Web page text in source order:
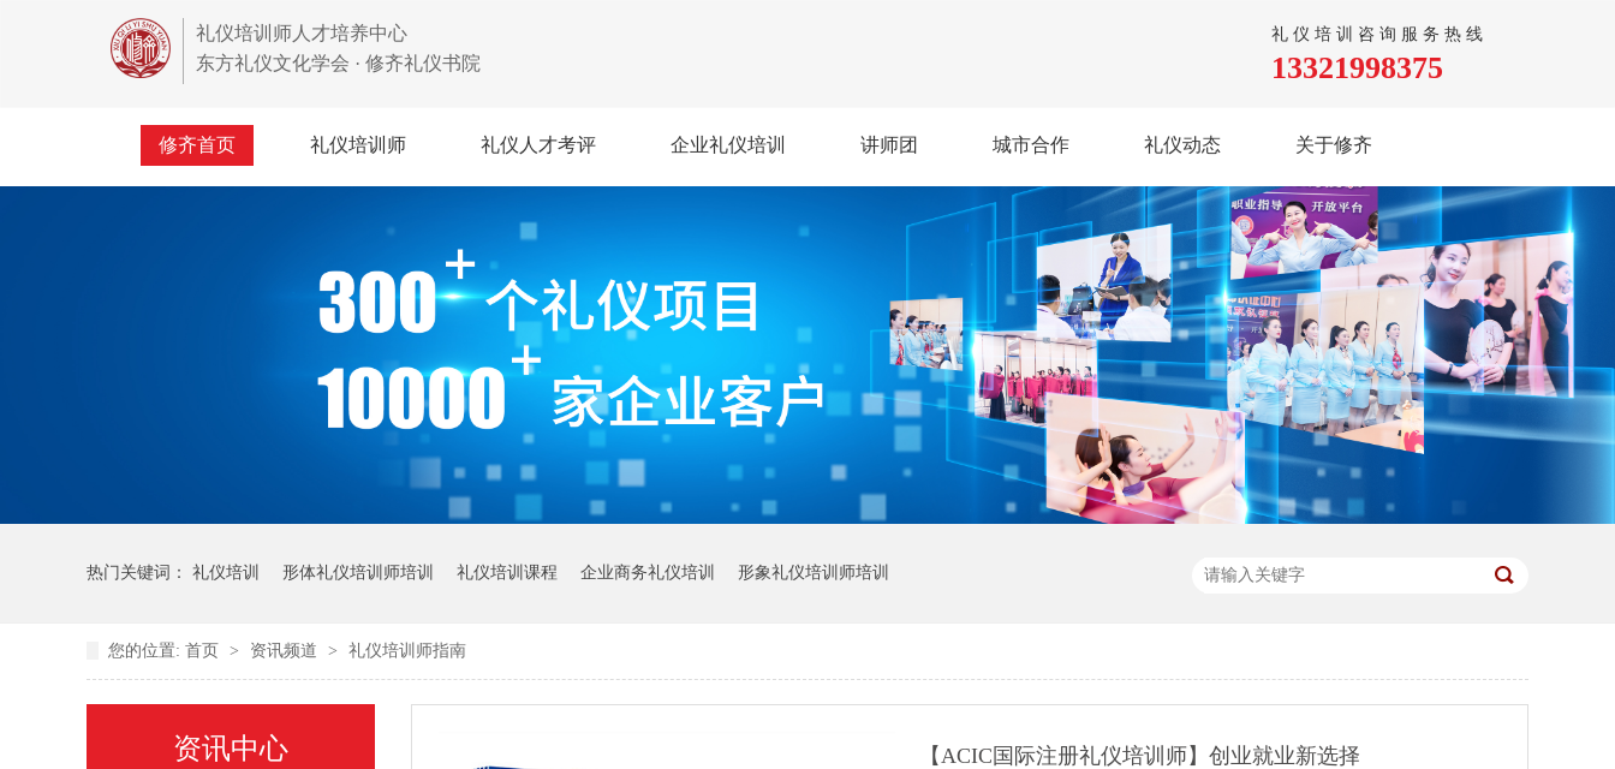
礼仪培训师人才培养中心
东方礼仪文化学会 · 修齐礼仪书院
礼仪培训咨询服务热线
13321998375
修齐首页 礼仪培训师 礼仪人才考评 企业礼仪培训 讲师团 城市合作 礼仪动态 关于修齐
热门关键词： 礼仪培训 形体礼仪培训师培训 礼仪培训课程 企业商务礼仪培训 形象礼仪培训师培训
您的位置: 首页 > 资讯频道 > 礼仪培训师指南
资讯中心 【ACIC国际注册礼仪培训师】创业就业新选择